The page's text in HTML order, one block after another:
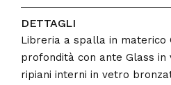
DETTAGLI
Libreria a spalla in materico
profondità con ante Glass
ripiani interni in vetro